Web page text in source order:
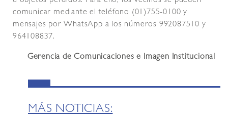
comunicar mediante el teléfono (01)755-0100 y
mensajes por WhatsApp a los números 992087510 y
964108837.
Gerencia de Comunicaciones e Imagen Institucional
MÁS NOTICIAS: